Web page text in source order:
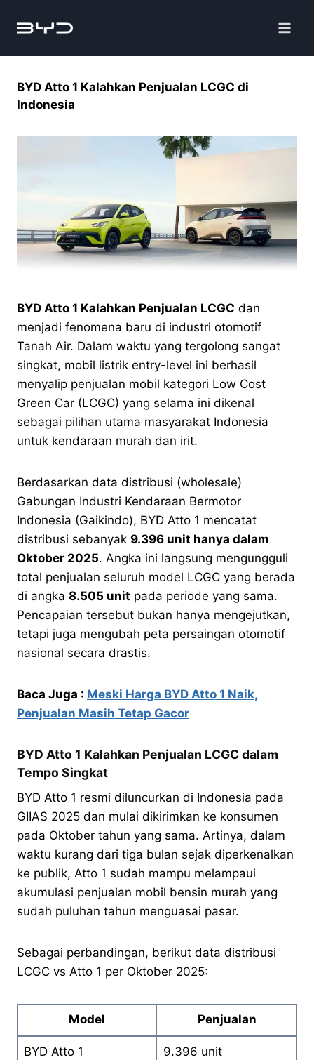
BYD Atto 1 Kalahkan Penjualan LCGC di
Indonesia
BYD Atto 1 Kalahkan Penjualan LCGC dan
menjadi fenomena baru di industri otomotif
Tanah Air. Dalam waktu yang tergolong sangat
singkat, mobil listrik entry-level ini berhasil
menyalip penjualan mobil kategori Low Cost
Green Car (LCGC) yang selama ini dikenal
sebagai pilihan utama masyarakat Indonesia
untuk kendaraan murah dan irit.
Berdasarkan data distribusi (wholesale)
Gabungan Industri Kendaraan Bermotor
Indonesia (Gaikindo), BYD Atto 1 mencatat
distribusi sebanyak 9.396 unit hanya dalam
Oktober 2025. Angka ini langsung mengungguli
total penjualan seluruh model LCGC yang berada
di angka 8.505 unit pada periode yang sama.
Pencapaian tersebut bukan hanya mengejutkan,
tetapi juga mengubah peta persaingan otomotif
nasional secara drastis.
Baca Juga : Meski Harga BYD Atto 1 Naik,
Penjualan Masih Tetap Gacor
BYD Atto 1 Kalahkan Penjualan LCGC dalam
Tempo Singkat
BYD Atto 1 resmi diluncurkan di Indonesia pada
GIIAS 2025 dan mulai dikirimkan ke konsumen
pada Oktober tahun yang sama. Artinya, dalam
waktu kurang dari tiga bulan sejak diperkenalkan
ke publik, Atto 1 sudah mampu melampaui
akumulasi penjualan mobil bensin murah yang
sudah puluhan tahun menguasai pasar.
Sebagai perbandingan, berikut data distribusi
LCGC vs Atto 1 per Oktober 2025:
Model Penjualan
BYD Atto 1 9.396 unit